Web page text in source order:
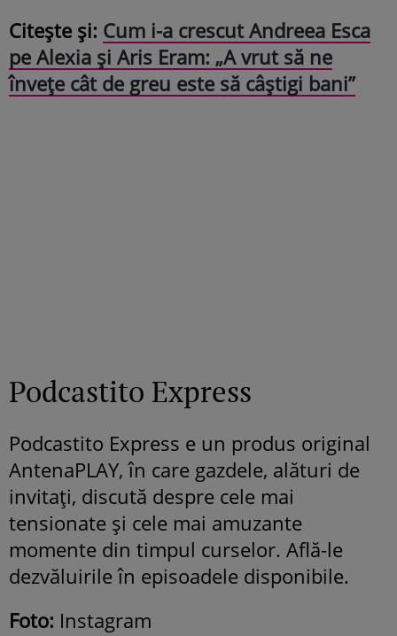
Citește și: Cum i-a crescut Andreea Esca
pe Alexia și Aris Eram: „A vrut să ne
învețe cât de greu este să câștigi bani”
Podcastito Express
Podcastito Express e un produs original
AntenaPLAY, în care gazdele, alături de
invitați, discută despre cele mai
tensionate și cele mai amuzante
momente din timpul curselor. Află-le
dezvăluirile în episoadele disponibile.
Foto: Instagram